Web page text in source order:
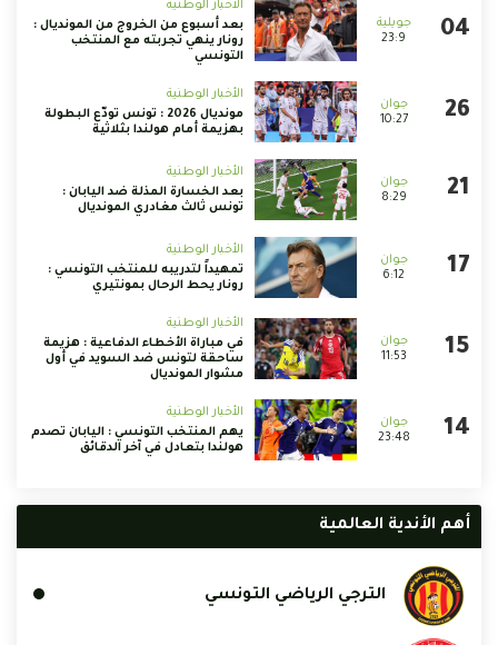
23:9
الأخبار الوطنية
بعد أسبوع من الخروج من المونديال :
رونار ينهي تجربته مع المنتخب
التونسي
10:27
الأخبار الوطنية
مونديال 2026 : تونس تودّع البطولة
بهزيمة أمام هولندا بثلاثية
8:29
الأخبار الوطنية
بعد الخسارة المذلة ضد اليابان :
تونس ثالث مغادري المونديال
6:12
الأخبار الوطنية
تمهيداً لتدريبه للمنتخب التونسي :
رونار يحط الرحال بمونتيري
11:53
الأخبار الوطنية
في مباراة الأخطاء الدفاعية : هزيمة
ساحقة لتونس ضد السويد في أول
مشوار المونديال
23:48
الأخبار الوطنية
يهم المنتخب التونسي : اليابان تصدم
هولندا بتعادل في آخر الدقائق
أهم الأندية العالمية
الترجي الرياضي التونسي